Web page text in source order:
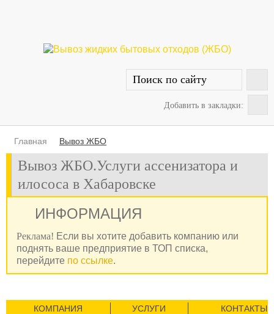
Добавить в закладки:
Главная Вывоз ЖБО
Вывоз ЖБО.Услуги ассенизатора и
илососа в Хабаровске
ИНФОРМАЦИЯ
Реклама! Если вы хотите добавить компанию или
поднять ваше предприятие в ТОП списка,
перейдите по ссылке.
КОМПАНИЯ УСЛУГИ КОНТАКТЫ